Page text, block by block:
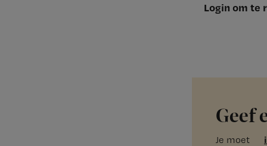
Login om te
Geef
Je moet